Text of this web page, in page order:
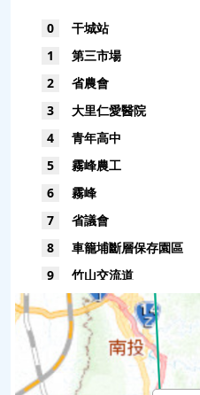
0 干城站
1 第三市場
2 省農會
3 大里仁愛醫院
4 青年高中
5 霧峰農工
6 霧峰
7 省議會
8 車籠埔斷層保存園區
9 竹山交流道
竹山工業區
KKA-5123 初鄉
12 中興茶園
13 鹿彰